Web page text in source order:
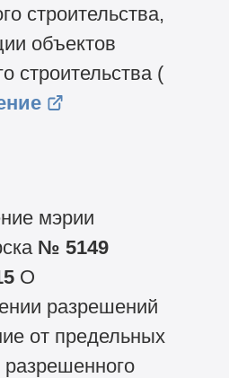
строительства,
объектов
строительства (
мэрии
№ 5149
О
разрешений
от предельных